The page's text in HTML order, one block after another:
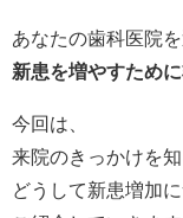
あなたの歯科医院
新患を増やすため
今回は、
来院のきっかけを知
どうして新患増加